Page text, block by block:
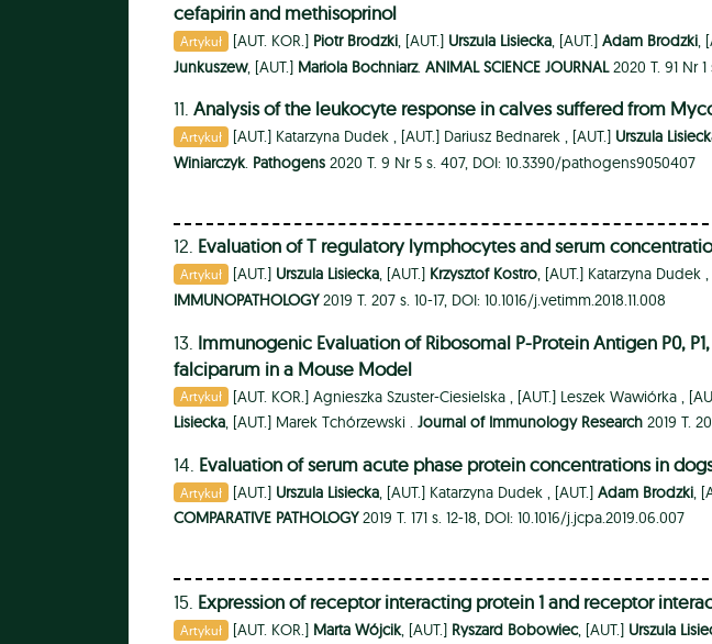
cefapirin and methisoprinol
Artykuł [AUT. KOR.] Piotr Brodzki, [AUT.] Urszula Lisiecka, [AUT.]Adam Brodzki,
Junkuszew, [AUT.] Mariola Bochniarz. ANIMAL SCIENCE JOURNAL2020 T. 91 Nr 1
11. Analysis of the leukocyte response in calves suffered from
Artykuł [AUT.] Katarzyna Dudek , [AUT.] Dariusz Bednarek , [AUT.] Urszula
Winiarczyk. Pathogens 2020 T. 9 Nr 5 s. 407, DOI: 10.3390/pathogens9050407
12. Evaluation of T regulatory lymphocytes and serum
Artykuł [AUT.] Urszula Lisiecka, [AUT.] Krzysztof Kostro, [AUT.] Katarzyna Dudek ,
IMMUNOPATHOLOGY2019 T. 207 s. 10-17, DOI: 10.1016/j.vetimm.2018.11.008
13. Immunogenic Evaluation of Ribosomal P-Protein Antigen P0,
falciparum in a Mouse Model
Artykuł [AUT. KOR.]Agnieszka Szuster-Ciesielska , [AUT.] Leszek Wawiórka ,
Lisiecka, [AUT.] Marek Tchórzewski . Journal of Immunology Research 2019 T.
14. Evaluation of serum acute phase protein concentrations in
Artykuł [AUT.] Urszula Lisiecka , [AUT.] Katarzyna Dudek , [AUT.]Adam Brodzki ,
COMPARATIVE PATHOLOGY2019 T. 171 s. 12-18, DOI: 10.1016/j.jcpa.2019.06.007
15. Expression of receptor interacting protein 1 and receptor
Artykuł [AUT. KOR.] Marta Wójcik, [AUT.] Ryszard Bobowiec, [AUT.] Urszula